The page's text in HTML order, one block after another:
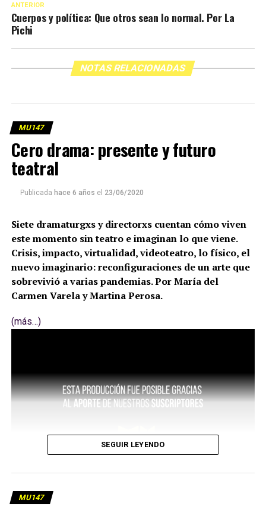
ANTERIOR
Cuerpos y política: Que otros sean lo normal. Por La
Pichi
NOTAS RELACIONADAS
MU147
Cero drama: presente y futuro
teatral
Publicada hace 6 años el 23/06/2020
Siete dramaturgxs y directorxs cuentan cómo viven
este momento sin teatro e imaginan lo que viene.
Crisis, impacto, virtualidad, videoteatro, lo físico, el
nuevo imaginario: reconfiguraciones de un arte que
sobrevivió a varias pandemias. Por María del
Carmen Varela y Martina Perosa.
(más…)
SEGUIR LEYENDO
MU147